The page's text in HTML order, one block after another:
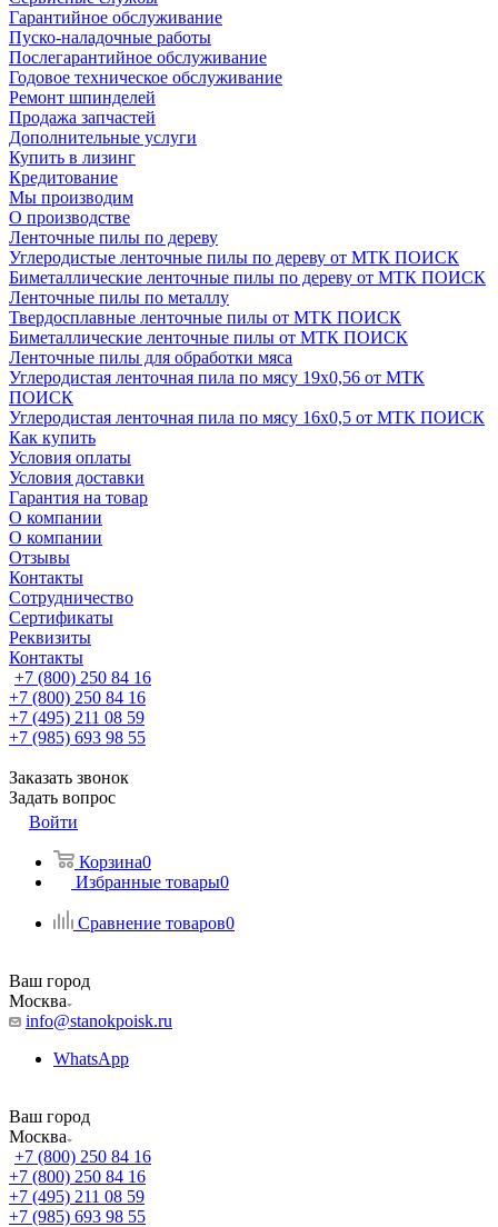
Гарантийное обслуживание
Пуско-наладочные работы
Послегарантийное обслуживание
Годовое техническое обслуживание
Ремонт шпинделей
Продажа запчастей
Дополнительные услуги
Купить в лизинг
Кредитование
Мы производим
О производстве
Ленточные пилы по дереву
Углеродистые ленточные пилы по дереву от МТК ПОИСК
Биметаллические ленточные пилы по дереву от МТК ПОИСК
Ленточные пилы по металлу
Твердосплавные ленточные пилы от МТК ПОИСК
Биметаллические ленточные пилы от МТК ПОИСК
Ленточные пилы для обработки мяса
Углеродистая ленточная пила по мясу 19х0,56 от МТК
ПОИСК
Углеродистая ленточная пила по мясу 16х0,5 от МТК ПОИСК
Как купить
Условия оплаты
Условия доставки
Гарантия на товар
О компании
О компании
Отзывы
Контакты
Сотрудничество
Сертификаты
Реквизиты
Контакты
+7 (800) 250 84 16
+7 (800) 250 84 16
+7 (495) 211 08 59
+7 (985) 693 98 55
Заказать звонок
Задать вопрос
Войти
Корзина0
Избранные товары0
Сравнение товаров0
Ваш город
Москва
info@stanokpoisk.ru
WhatsApp
Ваш город
Москва
+7 (800) 250 84 16
+7 (800) 250 84 16
+7 (495) 211 08 59
+7 (985) 693 98 55